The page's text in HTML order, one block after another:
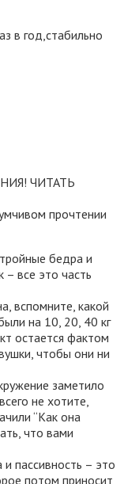
в год,стабильно
ЧИТАТЬ
прочтении
бедра и
– все это часть
вспомните, какой
на 10, 20, 40 кг
остается фактом
чтобы они ни
заметило
не хотите,
“Как она
что вами
пассивность – это
потом приносит